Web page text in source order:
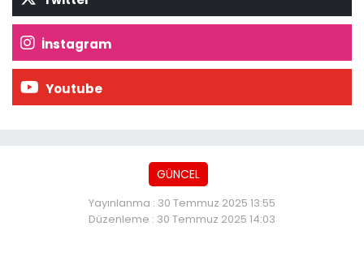
İnstagram
Youtube
GÜNCEL
Yayınlanma : 30 Temmuz 2025 13:55
Düzenleme : 30 Temmuz 2025 14:03